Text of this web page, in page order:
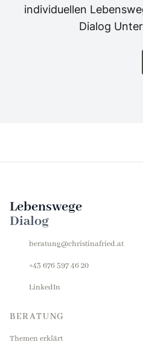
individuellen
Dialog
Lebenswege
Dialog
beratung@christinafried.at
+43 676 597 46 20
LinkedIn
BERATUNG
Themen erklärt